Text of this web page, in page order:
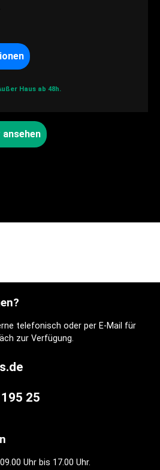
Haus ab 48h.
telefonisch oder per E-Mail für
zur Verfügung.
25
Uhr bis 17.00 Uhr.